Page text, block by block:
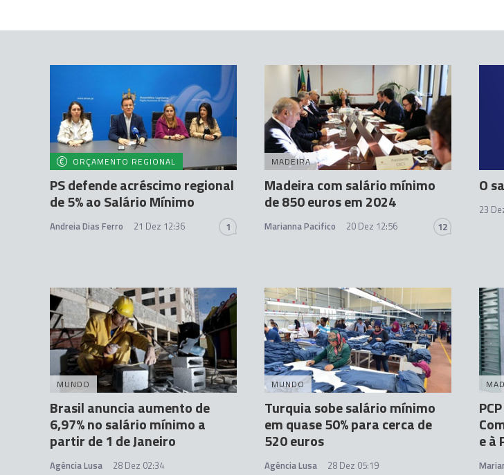
ORÇAMENTO REGIONAL
PS defende acréscimo regional
de 5% ao Salário Mínimo
Andreia Dias Ferro 21 Dez 12:36 1
MADEIRA
Madeira com salário mínimo
de 850 euros em 2024
Marianna Pacifico 20 Dez 12:56 12
O
23
MUNDO
Brasil anuncia aumento de
6,97% no salário mínimo a
partir de 1 de Janeiro
Agência Lusa 28 Dez 02:34
MUNDO
Turquia sobe salário mínimo
em quase 50% para cerca de
520 euros
Agência Lusa 28 Dez 05:19
e à